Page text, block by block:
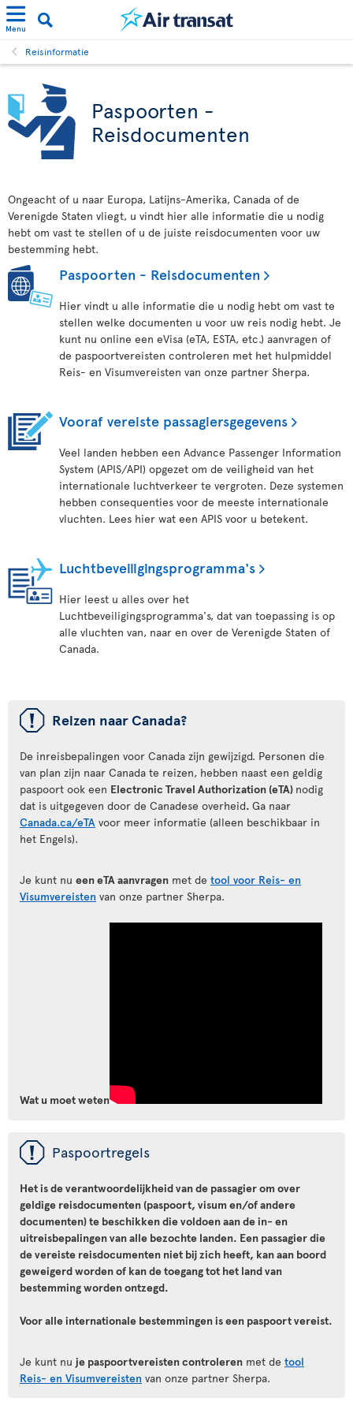
Menu
Reisinformatie
Paspoorten -
Reisdocumenten
Ongeacht of u naar Europa, Latijns-Amerika, Canada of de
Verenigde Staten vliegt, u vindt hier alle informatie die u nodig
hebt om vast te stellen of u de juiste reisdocumenten voor uw
bestemming hebt.
Paspoorten - Reisdocumenten
Hier vindt u alle informatie die u nodig hebt om vast te
stellen welke documenten u voor uw reis nodig hebt. Je
kunt nu online een eVisa (eTA, ESTA, etc.) aanvragen of
de paspoortvereisten controleren met het hulpmiddel
Reis- en Visumvereisten van onze partner Sherpa.
Vooraf vereiste passagiersgegevens
Veel landen hebben een Advance Passenger Information
System (APIS/API) opgezet om de veiligheid van het
internationale luchtverkeer te vergroten. Deze systemen
hebben consequenties voor de meeste internationale
vluchten. Lees hier wat een APIS voor u betekent.
Luchtbeveiligingsprogramma's
Hier leest u alles over het
Luchtbeveiligingsprogramma's, dat van toepassing is op
alle vluchten van, naar en over de Verenigde Staten of
Canada.
ü Reizen naar Canada?
De inreisbepalingen voor Canada zijn gewijzigd. Personen die
van plan zijn naar Canada te reizen, hebben naast een geldig
paspoort ook een Electronic Travel Authorization (eTA) nodig
dat is uitgegeven door de Canadese overheid. Ga naar
Canada.ca/eTA voor meer informatie (alleen beschikbaar in
het Engels).
Je kunt nu een eTA aanvragen met de tool voor Reis- en
Visumvereisten van onze partner Sherpa.
Wat u moet weten
ü Paspoortregels
Het is de verantwoordelijkheid van de passagier om over
geldige reisdocumenten (paspoort, visum en/of andere
documenten) te beschikken die voldoen aan de in- en
uitreisbepalingen van alle bezochte landen. Een passagier die
de vereiste reisdocumenten niet bij zich heeft, kan aan boord
geweigerd worden of kan de toegang tot het land van
bestemming worden ontzegd.
Voor alle internationale bestemmingen is een paspoort vereist.
Je kunt nu je paspoortvereisten controleren met de tool
Reis- en Visumvereisten van onze partner Sherpa.